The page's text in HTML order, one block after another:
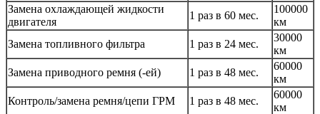
Замена охлаждающей жидкости
двигателя
1 раз в 60 мес.
100000
км
Замена топливного фильтра
1 раз в 24 мес.
30000
км
Замена приводного ремня (-ей)
1 раз в 48 мес.
60000
км
Контроль/замена ремня/цепи ГРМ
1 раз в 48 мес.
60000
км